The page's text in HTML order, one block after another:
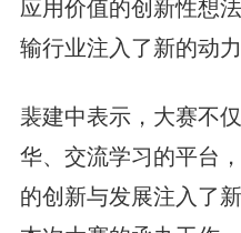
应用价值的创新性想
输行业注入了新的动力
裴建中表示，大赛不
华、交流学习的平台
的创新与发展注入了